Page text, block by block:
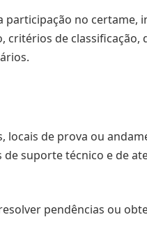
participação no certame,
critérios de classificação,
locais de prova ou
de suporte técnico e de
pendências ou